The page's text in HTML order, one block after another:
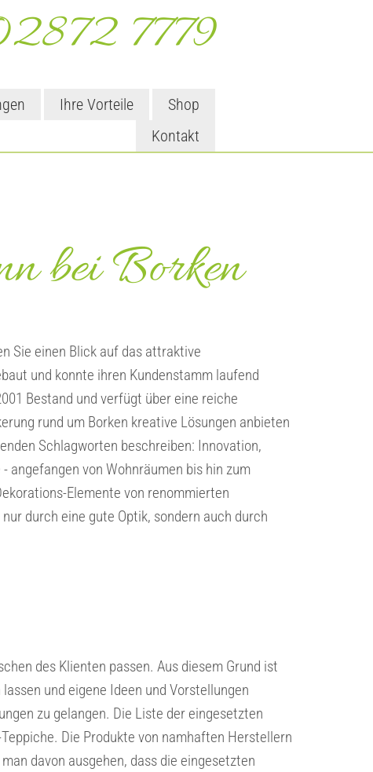
7779
Ihre Vorteile
Shop
Kontakt
bei Borken
Sie einen Blick auf das attraktive
und konnte ihren Kundenstamm laufend
Bestand und verfügt über eine reiche
rund um Borken kreative Lösungen anbieten
Schlagworten beschreiben: Innovation,
von Wohnräumen bis hin zum
Elemente von renommierten
durch eine gute Optik, sondern auch durch
des Klienten passen. Aus diesem Grund ist
und eigene Ideen und Vorstellungen
zu gelangen. Die Liste der eingesetzten
Die Produkte von namhaften Herstellern
davon ausgehen, dass die eingesetzten